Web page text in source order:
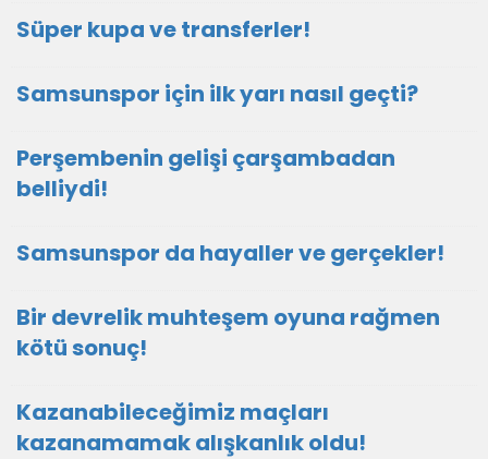
Süper kupa ve transferler!
Samsunspor için ilk yarı nasıl geçti?
Perşembenin gelişi çarşambadan
belliydi!
Samsunspor da hayaller ve gerçekler!
Bir devrelik muhteşem oyuna rağmen
kötü sonuç!
Kazanabileceğimiz maçları
kazanamamak alışkanlık oldu!